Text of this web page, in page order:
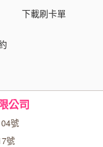
下載刷卡單
公司
號
號